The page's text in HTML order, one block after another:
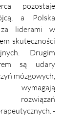
pozostaje
a Polska
liderami w
skuteczności
Drugim
są udary
mózgowych,
wymagają
rozwiązań
-